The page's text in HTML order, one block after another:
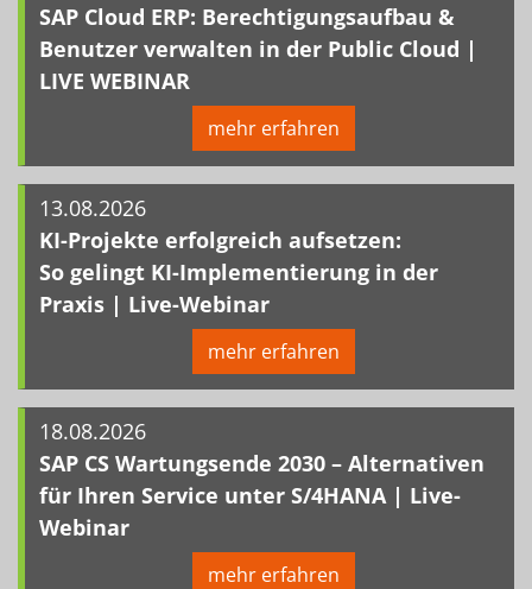
SAP Cloud ERP: Berechtigungsaufbau &
Benutzer verwalten in der Public Cloud |
LIVE WEBINAR
mehr erfahren
13.08.2026
KI-Projekte erfolgreich aufsetzen:
So gelingt KI-Implementierung in der
Praxis | Live-Webinar
mehr erfahren
18.08.2026
SAP CS Wartungsende 2030 – Alternativen
für Ihren Service unter S/4HANA | Live-
Webinar
mehr erfahren